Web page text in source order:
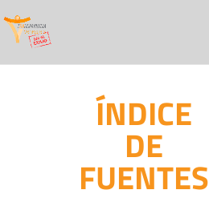
ÍNDICE
DE
FUENTES